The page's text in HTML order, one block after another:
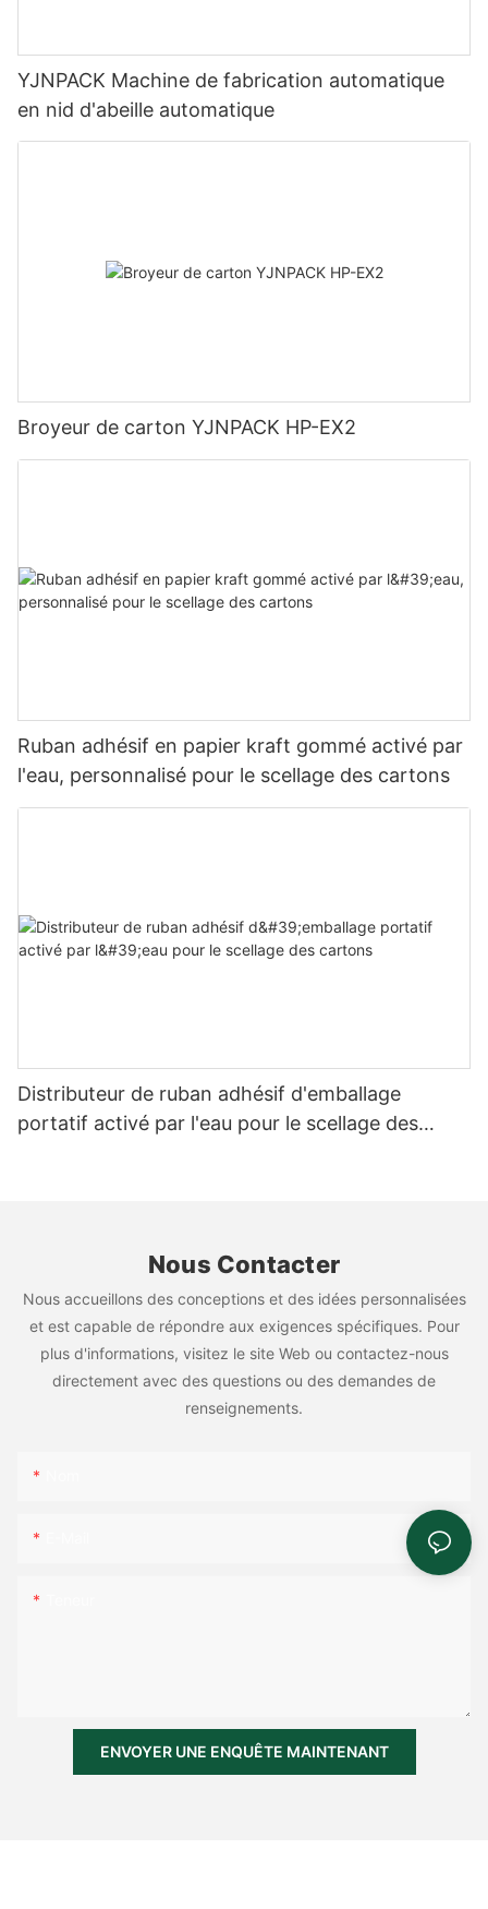
YJNPACK Machine de fabrication automatique
en nid d'abeille automatique
Broyeur de carton YJNPACK HP-EX2
Ruban adhésif en papier kraft gommé activé par
l'eau, personnalisé pour le scellage des cartons
Distributeur de ruban adhésif d'emballage
portatif activé par l'eau pour le scellage des
Nous Contacter
Nous accueillons des conceptions et des idées personnalisées
et est capable de répondre aux exigences spécifiques. Pour
plus d'informations, visitez le site Web ou contactez-nous
directement avec des questions ou des demandes de
renseignements.
ENVOYER UNE ENQUÊTE MAINTENANT